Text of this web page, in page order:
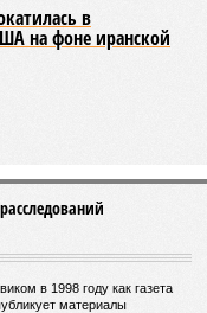
в
на фоне иранской
в 1998 году как газета
материалы